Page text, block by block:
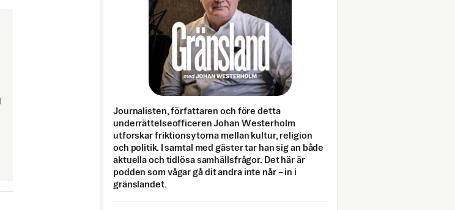
Journalisten, författaren och före detta
underrättelseofficeren Johan Westerholm
utforskar friktionsytorna mellan kultur, religion
och politik. I samtal med gäster tar han sig an både
aktuella och tidlösa samhällsfrågor. Det här är
podden som vågar gå dit andra inte når – in i
gränslandet.